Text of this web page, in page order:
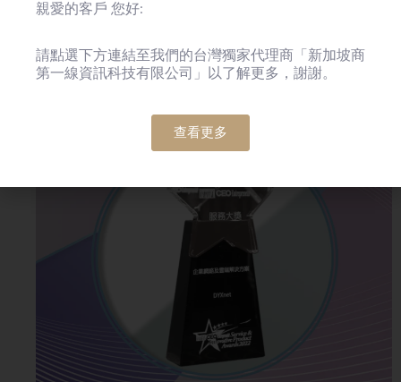
第一線榮獲VMware頒發SD-WAN卓越夥伴
親愛的客戶 您好:
請點選下方連結至我們的台灣獨家代理商「新加坡商
第一線資訊科技有限公司」以了解更多，謝謝。
查看更多